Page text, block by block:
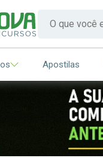
Apostilas